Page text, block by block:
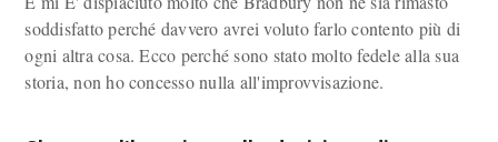
soddisfatto perché davvero avrei voluto farlo contento più di
ogni altra cosa. Ecco perché sono stato molto fedele alla sua
storia, non ho concesso nulla all'improvvisazione.